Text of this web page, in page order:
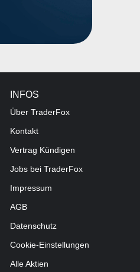
INFOS
Über TraderFox
Kontakt
Vertrag Kündigen
Jobs bei TraderFox
Impressum
AGB
Datenschutz
Cookie-Einstellungen
Alle Aktien